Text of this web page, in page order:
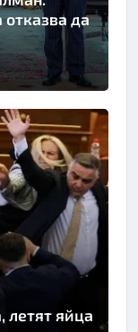
отказва да
летят яйца